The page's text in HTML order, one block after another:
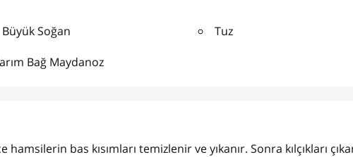
Büyük Soğan
Bağ Maydanoz
Tuz
bas kısımları temizlenir ve yıkanır. Sonra kılçıkları